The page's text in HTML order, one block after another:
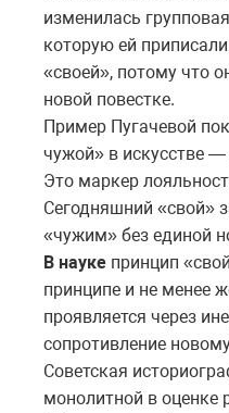
изменилась
которую ей
«своей», потому что
новой повестке.
Пример Пугачевой
чужой» в искусстве —
Это маркер
Сегодняшний «свой»
«чужим» без единой
В науке принцип
принципе и не менее
проявляется через
сопротивление
Советская
монолитной в оценке